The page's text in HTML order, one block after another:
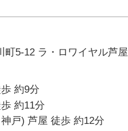
町5-12 ラ・ロワイヤル芦屋
約9分
約11分
戸) 芦屋 徒歩 約12分